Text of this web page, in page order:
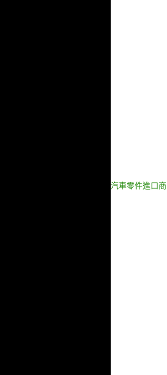
汽車零件進口商